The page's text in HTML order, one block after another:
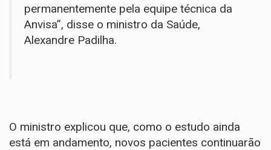
permanentemente pela equipe técnica da
Anvisa”, disse o ministro da Saúde,
Alexandre Padilha.
O ministro explicou que, como o estudo ainda
está em andamento, novos pacientes continuarão